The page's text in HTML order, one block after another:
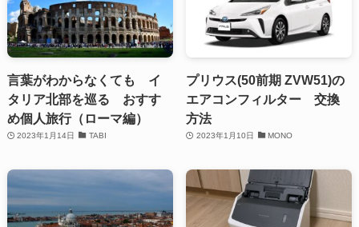
言葉がわからなくても イ
タリア北部を巡る おすす
め個人旅行（ローマ編）
2023年1月14日 TABI
プリウス(50前期 ZVW51)の
エアコンフィルター 交換
方法
2023年1月10日 MONO